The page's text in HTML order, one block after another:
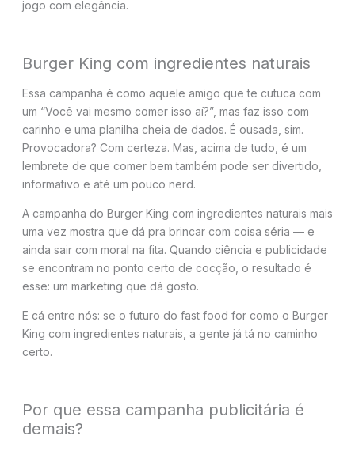
jogo com elegância.
Burger King com ingredientes naturais
Essa campanha é como aquele amigo que te cutuca com
um “Você vai mesmo comer isso aí?”, mas faz isso com
carinho e uma planilha cheia de dados. É ousada, sim.
Provocadora? Com certeza. Mas, acima de tudo, é um
lembrete de que comer bem também pode ser divertido,
informativo e até um pouco nerd.
A campanha do Burger King com ingredientes naturais mais
uma vez mostra que dá pra brincar com coisa séria — e
ainda sair com moral na fita. Quando ciência e publicidade
se encontram no ponto certo de cocção, o resultado é
esse: um marketing que dá gosto.
E cá entre nós: se o futuro do fast food for como o Burger
King com ingredientes naturais, a gente já tá no caminho
certo.
Por que essa campanha publicitária é
demais?